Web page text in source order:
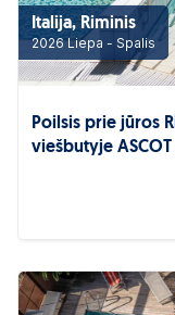
Italija, Riminis
2026 Liepa - Spalis
Poilsis prie jūros
viešbutyje